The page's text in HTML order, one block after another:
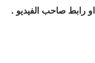
رابط صاحب الفيديو .